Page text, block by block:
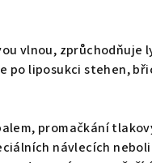
vlnou,
po liposukci stehen,
promačkání
návlecích